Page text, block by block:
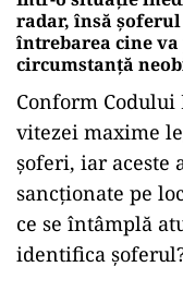
radar, însă
întrebarea cine
circumstanță
Conform
vitezei maxime
șoferi, iar aceste
sancționate pe
ce se întâmplă
identifica